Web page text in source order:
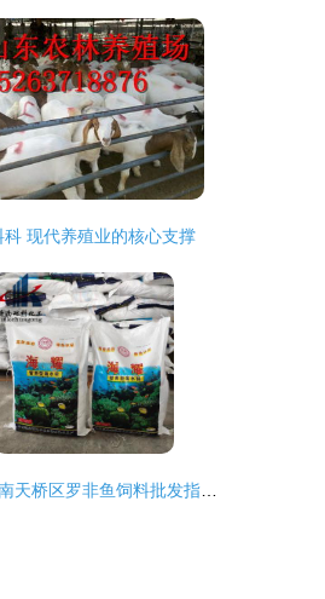
科 现代养殖业的核心支撑